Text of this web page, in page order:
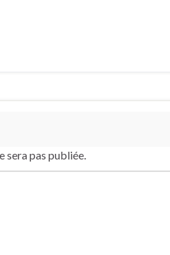
sera pas publiée.